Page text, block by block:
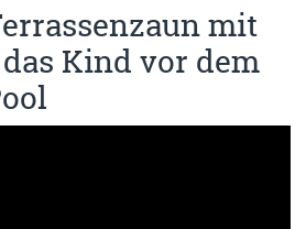
mit
Kind vor dem